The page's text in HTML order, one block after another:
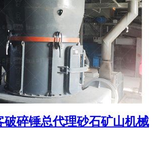
破碎锤总代理砂石矿山机械